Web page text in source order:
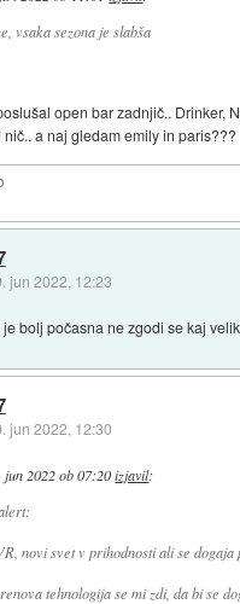
vsaka sezona je slabša
open bar zadnjič.. Drinker,
a naj gledam emily in paris???
jun 2022, 12:23
bolj počasna ne zgodi se kaj
jun 2022, 12:30
jun 2022 ob 07:20 izjavil:
novi svet v prihodnosti ali se dogaja
tehnologija se mi zdi, da bi se